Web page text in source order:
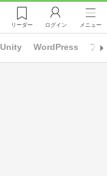
リーダー ログイン メニュー
Unity WordPress ア